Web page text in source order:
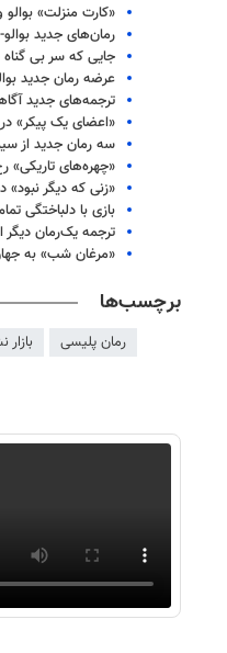
«کارت منزلت»
رمان‌های جدید
جایی که سر بی گناه
عرضه رمان جدید
ترجمه‌های جدید
«اعضای یک پیکر»
سه رمان جدید از
«چهره‌های تاریکی»
«زنی که دیگر نبود»
بازی با دلباختگی
ترجمه یک‌رمان
«مرغان شب» به
برچسب‌ها
رمان پلیسی بازار